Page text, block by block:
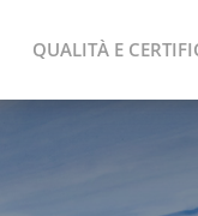
QUALITÀ E